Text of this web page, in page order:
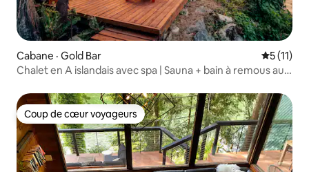
Cabane · Gold Bar Note
5 (11)
Chalet en A islandais avec spa | Sauna + bain à remous au
Coup de cœur voyageurs
Coup de cœur voyageurs